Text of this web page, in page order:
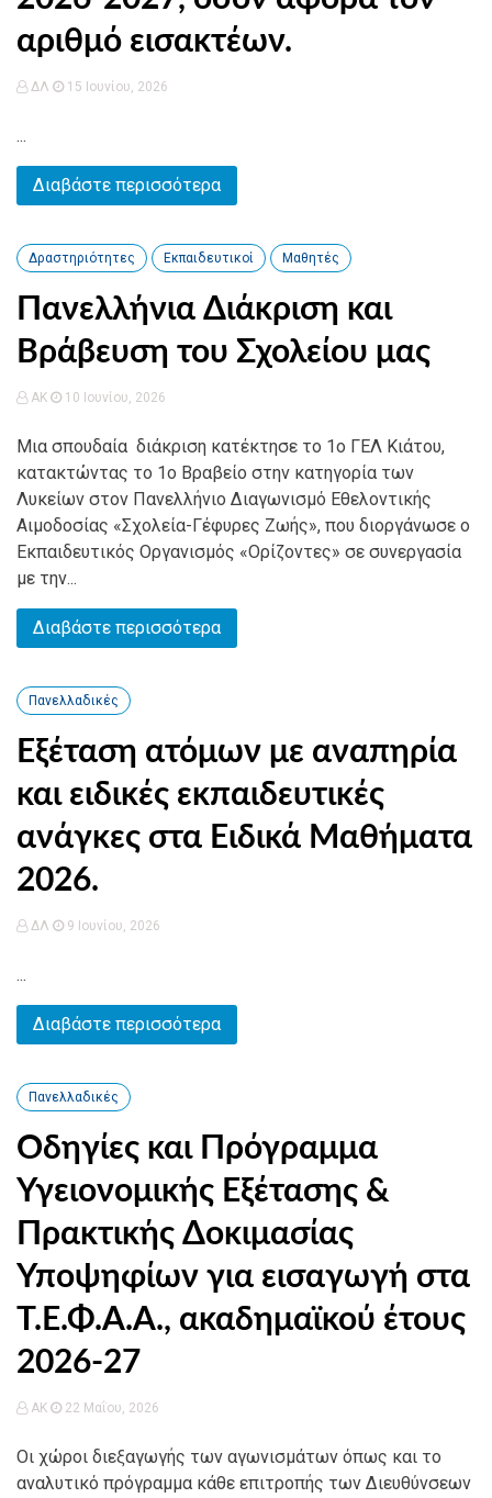
αριθμό εισακτέων.
ΔΛ 15 Ιουνίου, 2026
...
Διαβάστε περισσότερα
Δραστηριότητες Εκπαιδευτικοί Μαθητές
Πανελλήνια Διάκριση και
Βράβευση του Σχολείου μας
AK 10 Ιουνίου, 2026
Μια σπουδαία διάκριση κατέκτησε το 1ο ΓΕΛ Κιάτου,
κατακτώντας το 1ο Βραβείο στην κατηγορία των
Λυκείων στον Πανελλήνιο Διαγωνισμό Εθελοντικής
Αιμοδοσίας «Σχολεία-Γέφυρες Ζωής», που διοργάνωσε ο
Εκπαιδευτικός Οργανισμός «Ορίζοντες» σε συνεργασία
με την...
Διαβάστε περισσότερα
Πανελλαδικές
Εξέταση ατόμων με αναπηρία
και ειδικές εκπαιδευτικές
ανάγκες στα Ειδικά Μαθήματα
2026.
ΔΛ 9 Ιουνίου, 2026
...
Διαβάστε περισσότερα
Πανελλαδικές
Οδηγίες και Πρόγραμμα
Υγειονομικής Εξέτασης &
Πρακτικής Δοκιμασίας
Υποψηφίων για εισαγωγή στα
Τ.Ε.Φ.Α.Α., ακαδημαϊκού έτους
2026-27
AK 22 Μαΐου, 2026
Οι χώροι διεξαγωγής των αγωνισμάτων όπως και το
αναλυτικό πρόγραμμα κάθε επιτροπής των Διευθύνσεων